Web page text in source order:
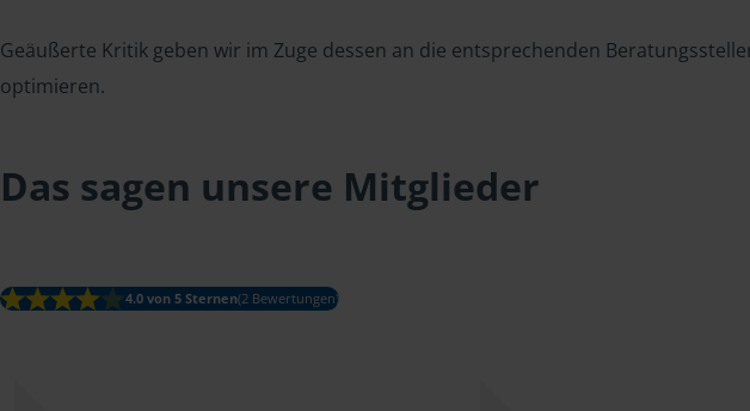
Geäußerte Kritik geben wir im Zuge dessen an die entsprechenden
optimieren.
Das sagen unsere Mitglieder
4.0 von 5 Sternen(2 Bewertungen)